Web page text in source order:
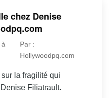
chez Denise
Par :
Hollywoodpq.com
la fragilité qui
Filiatrault.